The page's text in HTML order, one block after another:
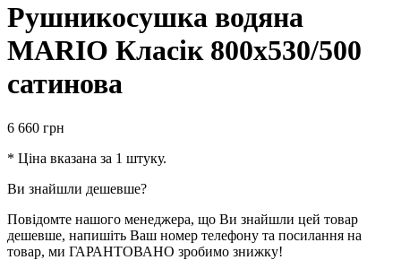
Рушникосушка водяна
MARIO Класік 800х530/500
сатинова
6 660 грн
* Ціна вказана за 1 штуку.
Ви знайшли дешевше?
Повідомте нашого менеджера, що Ви знайшли цей товар
дешевше, напишіть Ваш номер телефону та посилання на
товар, ми ГАРАНТОВАНО зробимо знижку!